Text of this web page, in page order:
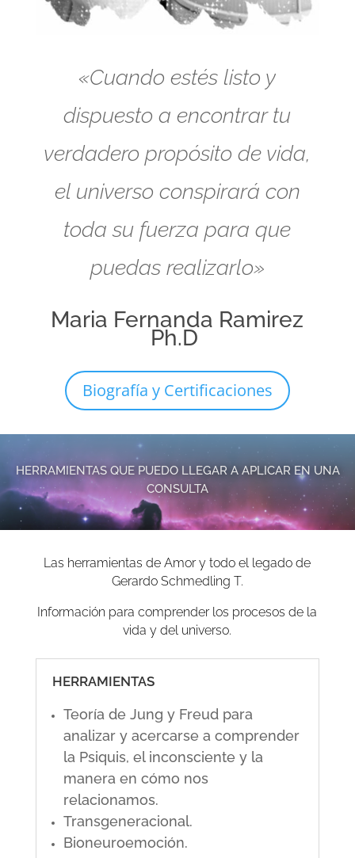
«Cuando estés listo y
dispuesto a encontrar tu
verdadero propósito de vida,
el universo conspirará con
toda su fuerza para que
puedas realizarlo»
Maria Fernanda Ramirez
Ph.D
Biografía y Certificaciones
HERRAMIENTAS QUE PUEDO LLEGAR A APLICAR EN UNA
CONSULTA
Las herramientas de Amor y todo el legado de
Gerardo Schmedling T.
Información para comprender los procesos de la
vida y del universo.
HERRAMIENTAS
Teoría de Jung y Freud para
analizar y acercarse a comprender
la Psiquis, el inconsciente y la
manera en cómo nos
relacionamos.
Transgeneracional.
Bioneuroemoción.